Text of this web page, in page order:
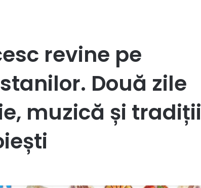
revine pe
Două zile
muzică și tradiții